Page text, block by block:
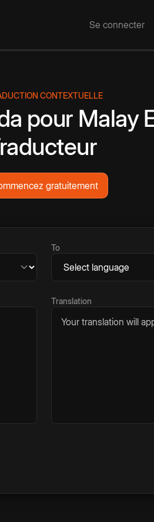
Se connecter
CONTEXTUELLE
pour Malay
gratuitement
To
Translation
Your translation will